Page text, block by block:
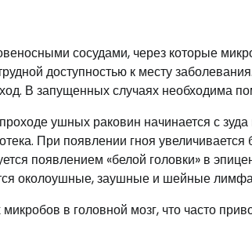
сосудами, через которые
доступностью к месту
В запущенных случаях необходима
ушных раковин начинается с
При появлении гноя
появлением «белой головки» в
околоушные, заушные и шейные
в головной мозг, что часто